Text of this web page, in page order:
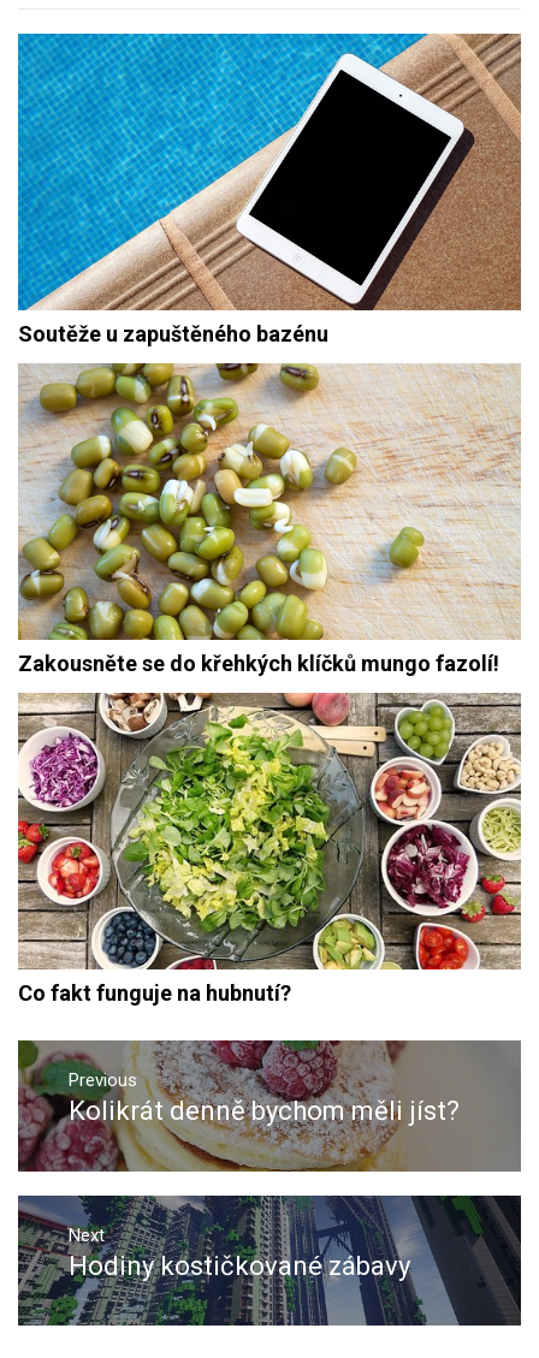
Soutěže u zapuštěného bazénu
Zakousněte se do křehkých klíčků mungo fazolí!
Co fakt funguje na hubnutí?
Navigace
pro
příspěvek
Previous
Previous
post:
Kolikrát denně bychom měli jíst?
Next
Next
post:
Hodiny kostičkované zábavy